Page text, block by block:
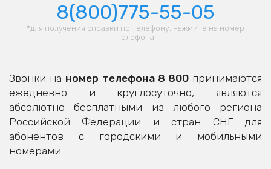
8(800)775-55-05
*для получения справки по телефону, нажмите на номер
телефона
Звонки на номер телефона 8 800принимаются
ежедневно и круглосуточно, являются
абсолютно бесплатными из любого региона
Российской Федерации и стран СНГ для
абонентов с городскими и мобильными
номерами.